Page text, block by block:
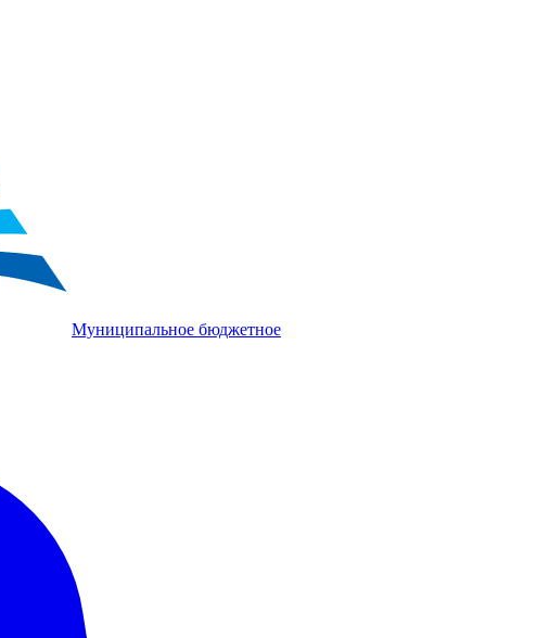
Муниципальное бюджетное